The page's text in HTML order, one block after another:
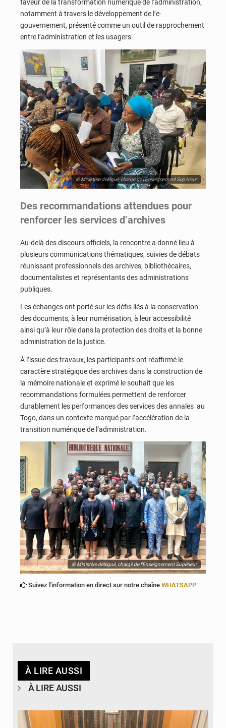
faveur de la transformation numérique de l’administration,
notamment à travers le développement de l’e-
gouvernement, présenté comme un outil de rapprochement
entre l’administration et les usagers.
© Ministère délégué, chargé de l’Enseignement Supérieur
Des recommandations attendues pour
renforcer les services d’archives
Au-delà des discours officiels, la rencontre a donné lieu à
plusieurs communications thématiques, suivies de débats
réunissant professionnels des archives, bibliothécaires,
documentalistes et représentants des administrations
publiques.
Les échanges ont porté sur les défis liés à la conservation
des documents, à leur numérisation, à leur accessibilité
ainsi qu’à leur rôle dans la protection des droits et la bonne
administration de la justice.
À l’issue des travaux, les participants ont réaffirmé le
caractère stratégique des archives dans la construction de
la mémoire nationale et exprimé le souhait que les
recommandations formulées permettent de renforcer
durablement les performances des services des annales au
Togo, dans un contexte marqué par l’accélération de la
transition numérique de l’administration.
© Ministère délégué, chargé de l’Enseignement Supérieur
Suivez l'information en direct sur notre chaîne WHATSAPP
À LIRE AUSSI
À LIRE AUSSI